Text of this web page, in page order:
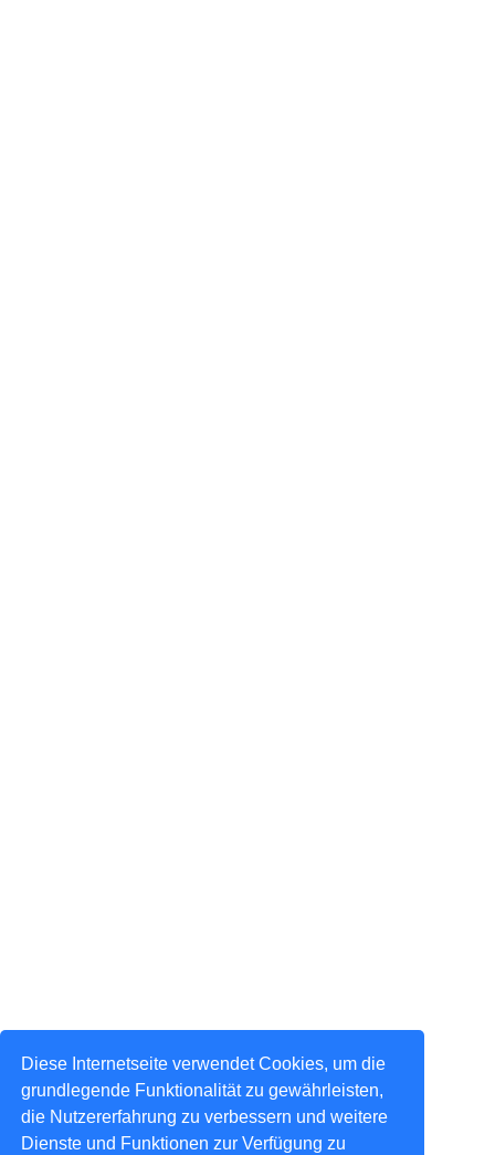
Diese Internetseite verwendet Cookies, um die
grundlegende Funktionalität zu gewährleisten,
die Nutzererfahrung zu verbessern und weitere
Dienste und Funktionen zur Verfügung zu